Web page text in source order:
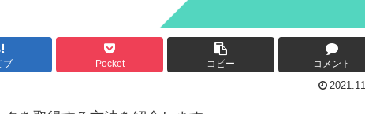
ブ Pocket コピー コメント